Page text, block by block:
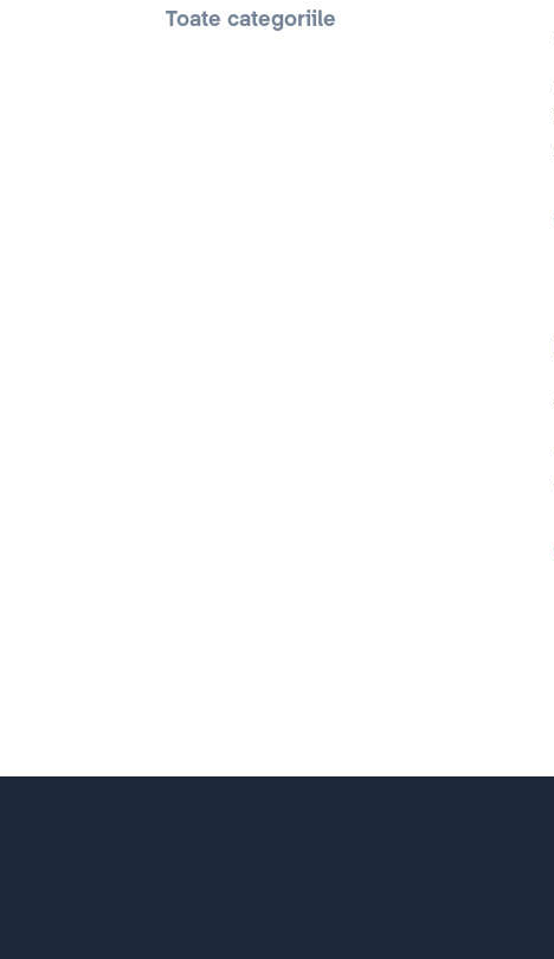
Toate categoriile